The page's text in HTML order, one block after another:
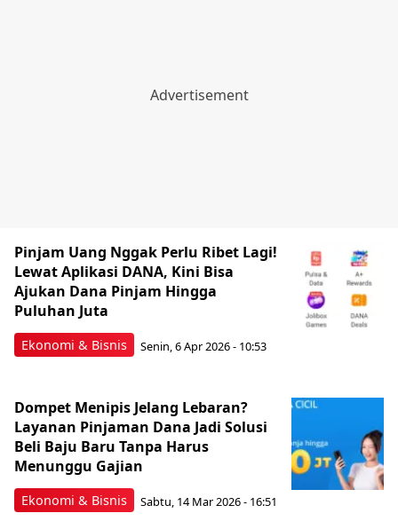
Ekonomi & Bisnis
Pinjam Uang Nggak Perlu Ribet Lagi!
Lewat Aplikasi DANA, Kini Bisa
Ajukan Dana Pinjam Hingga
Puluhan Juta
Senin, 6 Apr 2026 - 10:53
Ekonomi & Bisnis
Dompet Menipis Jelang Lebaran?
Layanan Pinjaman Dana Jadi Solusi
Beli Baju Baru Tanpa Harus
Menunggu Gajian
Sabtu, 14 Mar 2026 - 16:51